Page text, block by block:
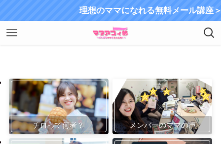
理想のママになれる無料メール講座＞＞＞
チロって何者？ メンバーのママの声